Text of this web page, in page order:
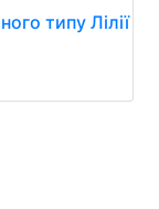
типу Лілії